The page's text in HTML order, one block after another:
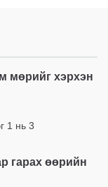
мөрийг хэрхэн
1 нь 3
гарах өөрийн